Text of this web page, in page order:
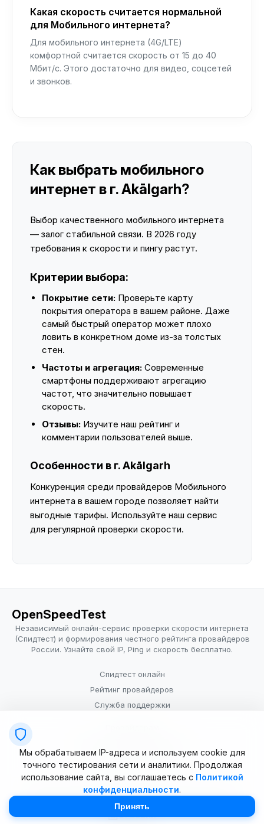
Какая скорость считается нормальной
для Мобильного интернета?
Для мобильного интернета (4G/LTE)
комфортной считается скорость от 15 до 40
Мбит/с. Этого достаточно для видео, соцсетей
и звонков.
Как выбрать мобильного
интернет в г. Akālgarh?
Выбор качественного мобильного интернета
— залог стабильной связи. В 2026 году
требования к скорости и пингу растут.
Критерии выбора:
Покрытие сети: Проверьте карту
покрытия оператора в вашем районе. Даже
самый быстрый оператор может плохо
ловить в конкретном доме из-за толстых
стен.
Частоты и агрегация: Современные
смартфоны поддерживают агрегацию
частот, что значительно повышает
скорость.
Отзывы: Изучите наш рейтинг и
комментарии пользователей выше.
Особенности в г. Akālgarh
Конкуренция среди провайдеров Мобильного
интернета в вашем городе позволяет найти
выгодные тарифы. Используйте наш сервис
для регулярной проверки скорости.
OpenSpeedTest
Независимый онлайн-сервис проверки скорости интернета
(Спидтест) и формирования честного рейтинга провайдеров
России. Узнайте свой IP, Ping и скорость бесплатно.
Спидтест онлайн
Рейтинг провайдеров
Служба поддержки
Условия использования
© 2025–2026 OpenSpeedTest (ИП Долматова В.В.). Все права
Мы обрабатываем IP-адреса и используем cookie для
точного тестирования сети и аналитики. Продолжая
использование сайта, вы соглашаетесь с Политикой
конфиденциальности.
Принять